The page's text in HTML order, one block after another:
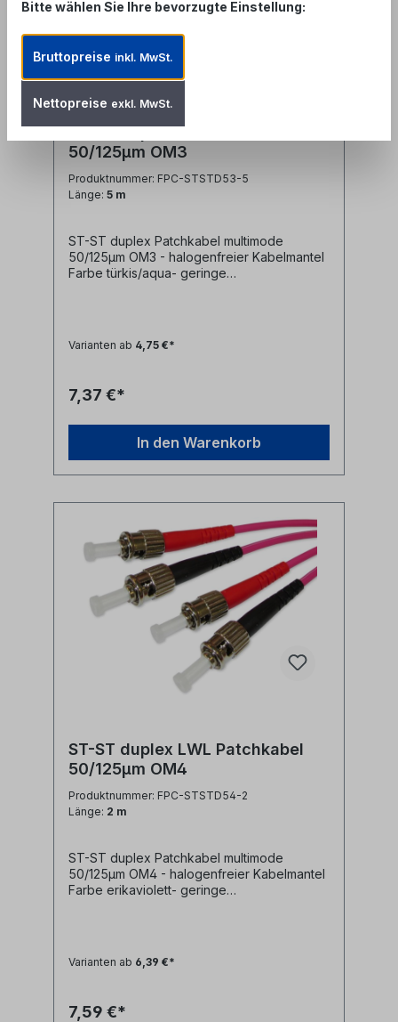
ST-ST duplex LWL Patchkabel
50/125µm OM3
Produktnummer: FPC-STSTD53-5
Länge: 5 m
ST-ST duplex Patchkabel multimode
50/125µm OM3 - halogenfreier Kabelmantel
Farbe türkis/aqua- geringe
Varianten ab 4,75 €*
7,37 €*
In den Warenkorb
ST-ST duplex LWL Patchkabel
50/125µm OM4
Produktnummer: FPC-STSTD54-2
Länge: 2 m
ST-ST duplex Patchkabel multimode
50/125µm OM4 - halogenfreier Kabelmantel
Farbe erikaviolett- geringe
Varianten ab 6,39 €*
7,59 €*
Bitte wählen Sie Ihre bevorzugte Einstellung:
Bruttopreise inkl. MwSt.
Nettopreise exkl. MwSt.